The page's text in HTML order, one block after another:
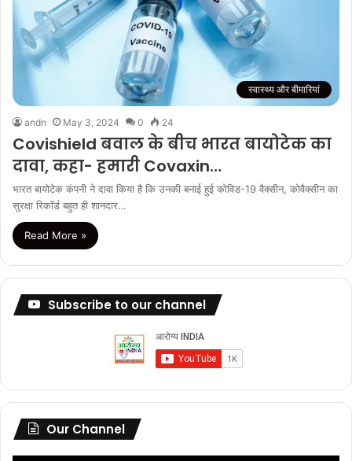
स्वास्थ्य और बीमारियां
andn May 3, 2024 0 24
Covishield बवाल के बीच भारत बायोटेक का
दावा, कहा- हमारी Covaxin…
भारत बायोटेक कंपनी ने दावा किया है कि उनकी बनाई हुई कोविड-19 वैक्सीन, कोवैक्सीन का
सुरक्षा रिकॉर्ड बहुत ही शानदार…
Read More »
Subscribe to our channel
Our Channel